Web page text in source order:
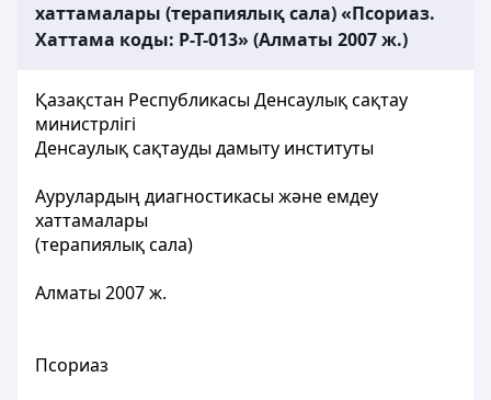
хаттамалары (терапиялық сала) «Псориаз.
Хаттама коды: P-T-013» (Алматы 2007 ж.)
Қазақстан Республикасы Денсаулық сақтау
министрлігі
Денсаулық сақтауды дамыту институты
Аурулардың диагностикасы және емдеу
хаттамалары
(терапиялық сала)
Алматы 2007 ж.
Псориаз